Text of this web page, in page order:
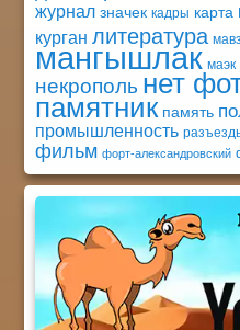
журнал значек кадры карта
курган литература
мангышлак маэк
некрополь нет
памятник память
промышленность
фильм форт-александровский